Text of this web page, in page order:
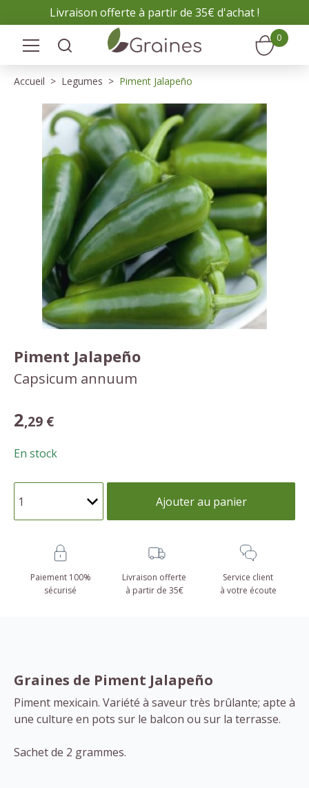
Livraison offerte à partir de 35€ d'achat !
0
Accueil Legumes Piment Jalapeño
Piment Jalapeño
Capsicum annuum
2,29 €
En stock
Ajouter au panier
Paiement 100%
sécurisé
Livraison offerte
à partir de 35€
Service client
à votre écoute
Graines de Piment Jalapeño
Piment mexicain. Variété à saveur très brûlante; apte à
une culture en pots sur le balcon ou sur la terrasse.
Sachet de 2 grammes.
Panneau de gestion des cookies